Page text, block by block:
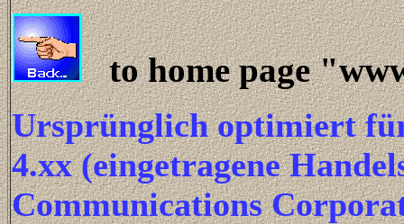
to home page
Ursprünglich optimiert
4.xx (eingetragene
Communications